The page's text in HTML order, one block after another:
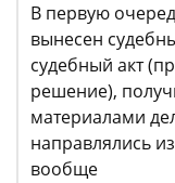
В первую
вынесен
судебный акт
решение),
материалами
направлялись
вообще